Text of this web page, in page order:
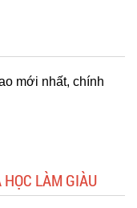
mới nhất, chính
LÀM GIÀU